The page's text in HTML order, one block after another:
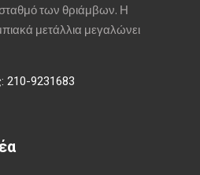
σταθμό των θριάμβων. Η
μετάλλια μεγαλώνει
210-9231683